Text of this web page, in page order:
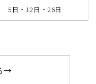
5日・12日・26日
→